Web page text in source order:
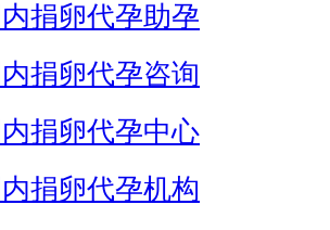
内捐卵代孕助孕
内捐卵代孕咨询
内捐卵代孕中心
内捐卵代孕机构